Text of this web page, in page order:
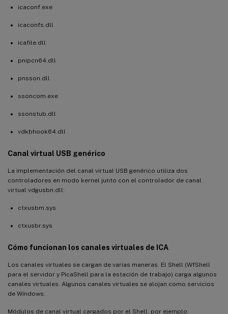
icaconf.exe
icaconfs.dll
icafile.dll
pnipcn64.dll
pnsson.dll
ssoncom.exe
ssonstub.dll
vdkbhook64.dll
Canal virtual USB genérico
La implementación del canal virtual USB genérico utiliza dos
controladores en modo kernel junto con el controlador de canal
virtual vdgusbn.dll:
ctxusbm.sys
ctxusbr.sys
Cómo funcionan los canales virtuales de ICA
Los canales virtuales se cargan de varias maneras. El Shell (WfShell
para el servidor y PicaShell para la estación de trabajo) carga algunos
canales virtuales. Algunos canales virtuales se alojan como servicios
de Windows.
Módulos de canal virtual cargados por el Shell, por ejemplo: